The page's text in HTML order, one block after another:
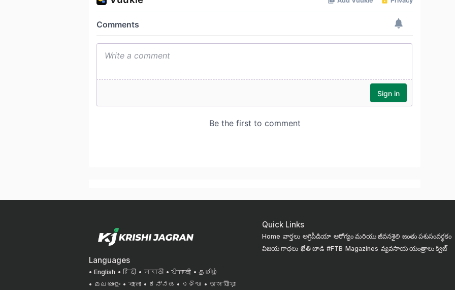
Languages
English हिंदी मराठी ਪੰਜਾਬੀ
தமிழ்
മലയാളം
বাংলা ಕನ್ನಡ ଓଡିଆ অসমীয়া
Quick Links
Home వార్తలు అగ్రిపీడియా ఆరోగ్యం మరియు జీవనశైలి జంతు పశుసంవర్ధకం
విజయ గాథలు ఖేతి బాడి #FTB Magazines వ్యవసాయ యంత్రాలుక్విజ్